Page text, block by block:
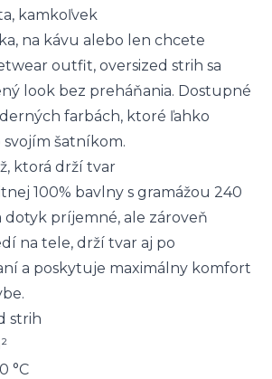
kamkoľvek
na kávu alebo len chcete
outfit, oversized strih sa
look bez preháňania. Dostupné
farbách, ktoré ľahko
šatníkom.
ktorá drží tvar
100% bavlny s gramážou 240
dotyk príjemné, ale zároveň
na tele, drží tvar aj po
a poskytuje maximálny komfort
strih
°C